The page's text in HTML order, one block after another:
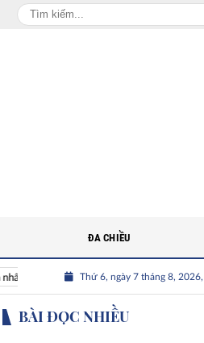
chất lượng cao cho doanh nghiệp
Thứ 6, ngày 7 tháng 8,
ĐA CHIỀU
BÀI ĐỌC NHIỀU